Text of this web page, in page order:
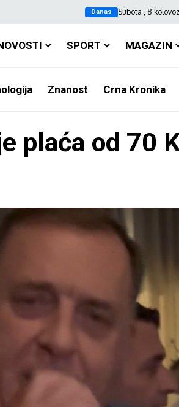
Danas Subota , 8
SPORT MAGAZIN
Znanost Crna Kronika
plaća od 70